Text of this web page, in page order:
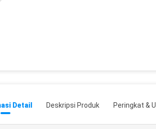
Detail Deskripsi Produk Peringkat &